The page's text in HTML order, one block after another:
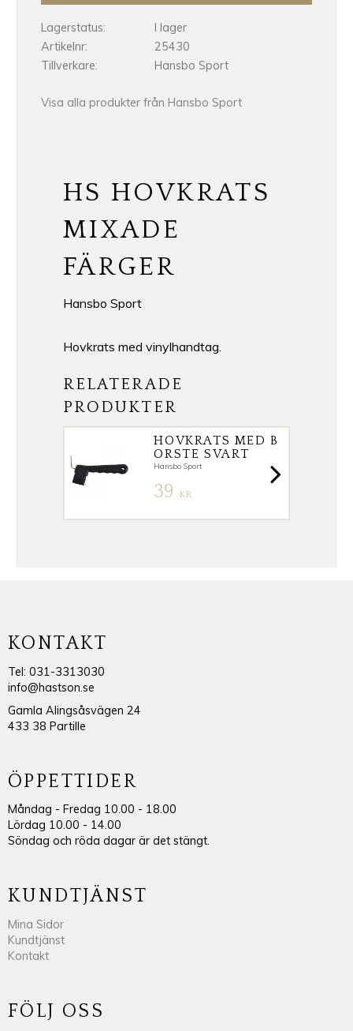
Lagerstatus
I lager
Artikelnr
25430
Tillverkare
Hansbo Sport
Visa alla produkter från Hansbo Sport
HS HOVKRATS
MIXADE
FÄRGER
Hansbo Sport
Hovkrats med vinylhandtag.
RELATERADE
PRODUKTER
HOVKRATS MED B
ORSTE SVART
Hansbo Sport
39 KR
KONTAKT
Tel: 031-3313030
info@hastson.se
Gamla Alingsåsvägen 24
433 38 Partille
ÖPPETTIDER
Måndag - Fredag 10.00 - 18.00
Lördag 10.00 - 14.00
Söndag och röda dagar är det stängt.
KUNDTJÄNST
Mina Sidor
Kundtjänst
Kontakt
FÖLJ OSS